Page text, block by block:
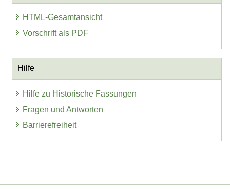
HTML-Gesamtansicht
Vorschrift als PDF
Hilfe
Hilfe zu Historische Fassungen
Fragen und Antworten
Barrierefreiheit